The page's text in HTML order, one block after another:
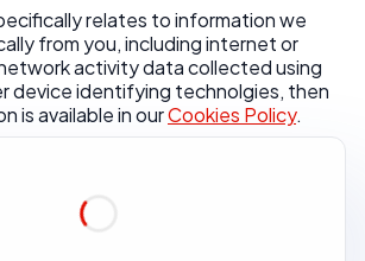
relates to information we
from you, including internet or
activity data collected using
device identifying technolgies, then
is available in ourCookies Policy.